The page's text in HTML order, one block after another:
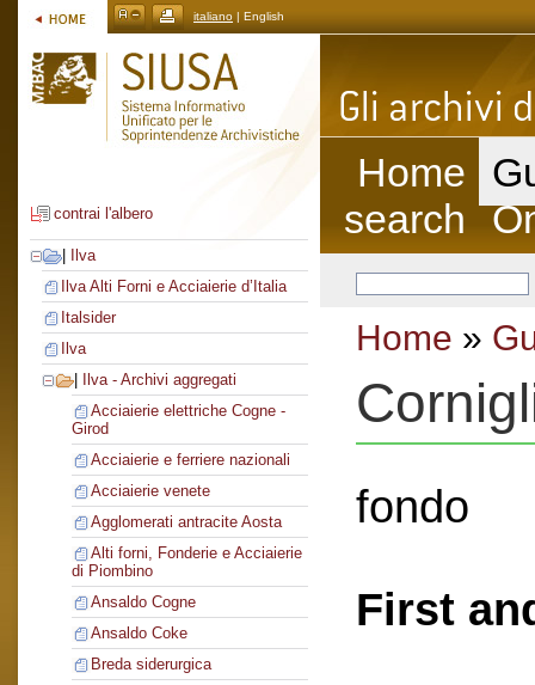
italiano | English
contrai l'albero
Ilva
Ilva Alti Forni e Acciaierie d’Italia
Italsider
Ilva
Ilva - Archivi aggregati
Acciaierie elettriche Cogne -
Girod
Acciaierie e ferriere nazionali
Acciaierie venete
Agglomerati antracite Aosta
Alti forni, Fonderie e Acciaierie
di Piombino
Ansaldo Cogne
Ansaldo Coke
Breda siderurgica
Home
search
Home »
fondo
First